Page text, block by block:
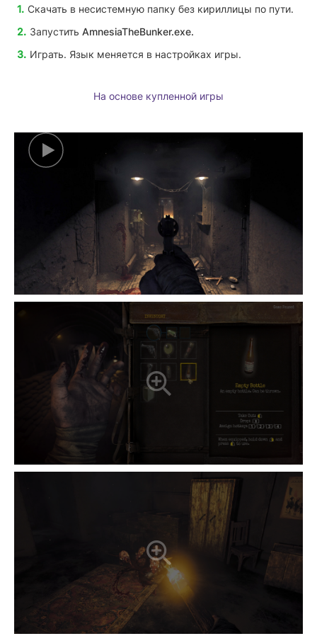
Скачать в несистемную папку без кириллицы по пути.
Запустить AmnesiaTheBunker.exe.
Играть. Язык меняется в настройках игры.
На основе купленной игры